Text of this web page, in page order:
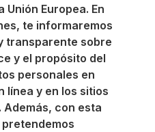
Unión Europea. En
te informaremos
transparente sobre
y el propósito del
personales en
línea y en los sitios
Además, con esta